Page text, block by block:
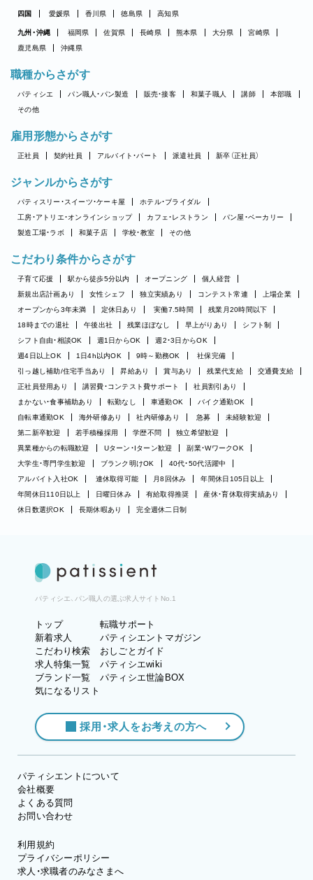
四国 愛媛県 香川県 徳島県 高知県
九州・沖縄 福岡県 佐賀県 長崎県 熊本県 大分県
宮崎県
鹿児島県
沖縄県
職種からさがす
パティシエ パン職人・パン製造 販売・接客 和菓子職人 講師
本部職
その他
雇用形態からさがす
正社員 契約社員 アルバイト・パート 派遣社員 新卒（正社員）
ジャンルからさがす
パティスリー・スイーツ・ケーキ屋
ホテル・ブライダル
工房・アトリエ・オンラインショップ
カフェ・レストラン
パン屋・ベーカリー
製造工場・ラボ
和菓子店 学校・教室 その他
こだわり条件からさがす
子育て応援 駅から徒歩5分以内 オープニング
個人経営
新規出店計画あり
女性シェフ 独立実績あり コンテスト常連
上場企業
オープンから3年未満
定休日あり 実働7.5時間
残業月20時間以下
18時までの退社
午後出社 残業ほぼなし 早上がりあり
シフト制
シフト自由・相談OK
週1日からOK
週2・3日からOK
週4日以上OK
1日4h以内OK 9時～勤務OK
社保完備
引っ越し補助/住宅手当あり
昇給あり 賞与あり 残業代支給
交通費支給
正社員登用あり
講習費・コンテスト費サポート
社員割引あり
まかない・食事補助あり
転勤なし 車通勤OK
バイク通勤OK
自転車通勤OK
海外研修あり 社内研修あり 急募
未経験歓迎
第二新卒歓迎
若手積極採用 学歴不問
独立希望歓迎
異業種からの転職歓迎
Uターン・Iターン歓迎
副業・WワークOK
大学生・専門学生歓迎
ブランク明けOK
40代・50代活躍中
アルバイト入社OK
連休取得可能 月8回休み
年間休日105日以上
年間休日110日以上
日曜日休み 有給取得推奨
産休・育休取得実績あり
休日数選択OK
長期休暇あり 完全週休二日制
パティシエ、パン職人の選ぶ求人サイトNo.1
トップ
新着求人
こだわり検索
求人特集一覧
ブランド一覧
気になるリスト
転職サポート
パティシエントマガジン
おしごとガイド
パティシエwiki
パティシエ世論BOX
採用・求人をお考えの方へ
パティシエントについて
会社概要
よくある質問
お問い合わせ
利用規約
プライバシーポリシー
求人・求職者のみなさまへ